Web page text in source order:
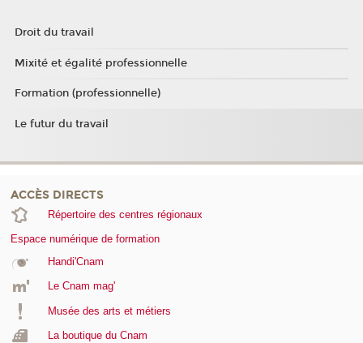
Droit du travail
Mixité et égalité professionnelle
Formation (professionnelle)
Le futur du travail
ACCÈS DIRECTS
Répertoire des centres régionaux
Espace numérique de formation
Handi'Cnam
Le Cnam mag'
Musée des arts et métiers
La boutique du Cnam